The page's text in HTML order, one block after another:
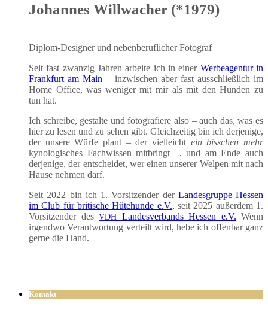
Johannes Willwacher (*1979)
Diplom-Desi­gner und neben­be­ruf­li­cher Fotograf
Seit fast zwan­zig Jah­ren arbei­te ich in einer Wer­be­agen­tur in
Frank­furt am Main – inzwi­schen aber fast aus­schließ­lich im
Home Office, was weni­ger mit mir als mit den Hun­den zu
tun hat.
Ich schrei­be, gestal­te und foto­gra­fie­re also – auch das, was es
hier zu lesen und zu sehen gibt. Gleich­zei­tig bin ich der­je­ni­ge,
der unse­re Wür­fe plant – der viel­leicht ein biss­chen mehr
kyno­lo­gi­sches Fach­wis­sen mit­bringt –, und am Ende auch
der­je­ni­ge, der ent­schei­det, wer einen unse­rer Wel­pen mit nach
Hau­se neh­men darf.
Seit 2022 bin ich 1. Vor­sit­zen­der der Lan­des­grup­pe Hes­sen
im Club für bri­ti­sche Hüte­hun­de e.V., seit 2025 außer­dem 1.
Vor­sit­zen­der des VDH Lan­des­ver­bands Hes­sen e.V. Wenn
irgend­wo Ver­ant­wor­tung ver­teilt wird, hebe ich offen­bar ganz
ger­ne die Hand.
Kontakt